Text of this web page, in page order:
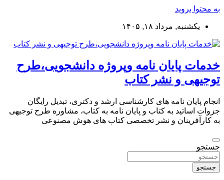
به محتوا بروید
یکشنبه, مرداد ۱۸, ۱۴۰۵
خدمات پایان نامه وپروژه دانشجویی،طرح
توجیهی و نشر کتاب
انجام پایان نامه های کارشناسی ارشد و دکتری، تبدیل رایگان
جزوات اساتید به کتاب و پایان نامه به کتاب، مشاوره طرح توجیهی
به کارآفرینان و نشر تخصصی کتاب های هوش مصنوعی
جستجو
جستجو